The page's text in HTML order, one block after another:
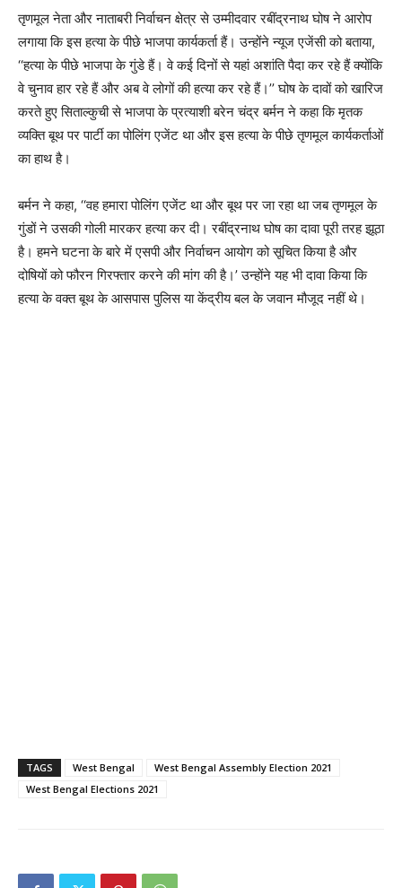
तृणमूल नेता और नाताबरी निर्वाचन क्षेत्र से उम्मीदवार रबींद्रनाथ घोष ने आरोप
लगाया कि इस हत्या के पीछे भाजपा कार्यकर्ता हैं। उन्होंने न्यूज एजेंसी को बताया,
‘‘हत्या के पीछे भाजपा के गुंडे हैं। वे कई दिनों से यहां अशांति पैदा कर रहे हैं क्योंकि
वे चुनाव हार रहे हैं और अब वे लोगों की हत्या कर रहे हैं।’’ घोष के दावों को खारिज
करते हुए सिताल्कुची से भाजपा के प्रत्याशी बरेन चंद्र बर्मन ने कहा कि मृतक
व्यक्ति बूथ पर पार्टी का पोलिंग एजेंट था और इस हत्या के पीछे तृणमूल कार्यकर्ताओं
का हाथ है।
बर्मन ने कहा, ‘‘वह हमारा पोलिंग एजेंट था और बूथ पर जा रहा था जब तृणमूल के
गुंडों ने उसकी गोली मारकर हत्या कर दी। रबींद्रनाथ घोष का दावा पूरी तरह झूठा
है। हमने घटना के बारे में एसपी और निर्वाचन आयोग को सूचित किया है और
दोषियों को फौरन गिरफ्तार करने की मांग की है।’ उन्होंने यह भी दावा किया कि
हत्या के वक्त बूथ के आसपास पुलिस या केंद्रीय बल के जवान मौजूद नहीं थे।
TAGS West Bengal
West Bengal Assembly Election 2021
West Bengal Elections 2021